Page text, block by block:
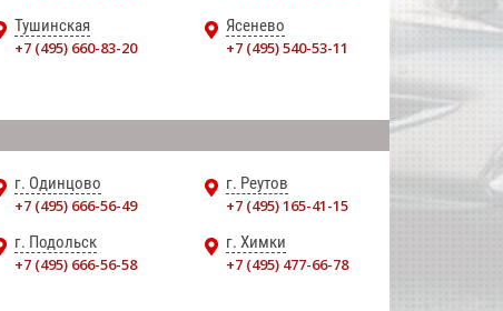
Тушинская
+7 (495) 660-83-20
Ясенево
+7 (495) 540-53-11
г. Одинцово
+7 (495) 666-56-49
г. Реутов
+7 (495) 165-41-15
г. Подольск
+7 (495) 666-56-58
г. Химки
+7 (495) 477-66-78